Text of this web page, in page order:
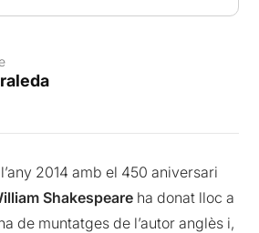
2014 amb el 450 aniversari
Shakespeare ha donat lloc a
de muntatges de l’autor anglès i,